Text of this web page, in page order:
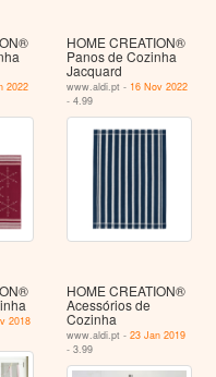
2022
HOME CREATION®
Panos de Cozinha
Jacquard
www.aldi.pt - 16 Nov 2022
- 4.99
2018
HOME CREATION®
Acessórios de
Cozinha
www.aldi.pt -23 Jan 2019
- 3.99